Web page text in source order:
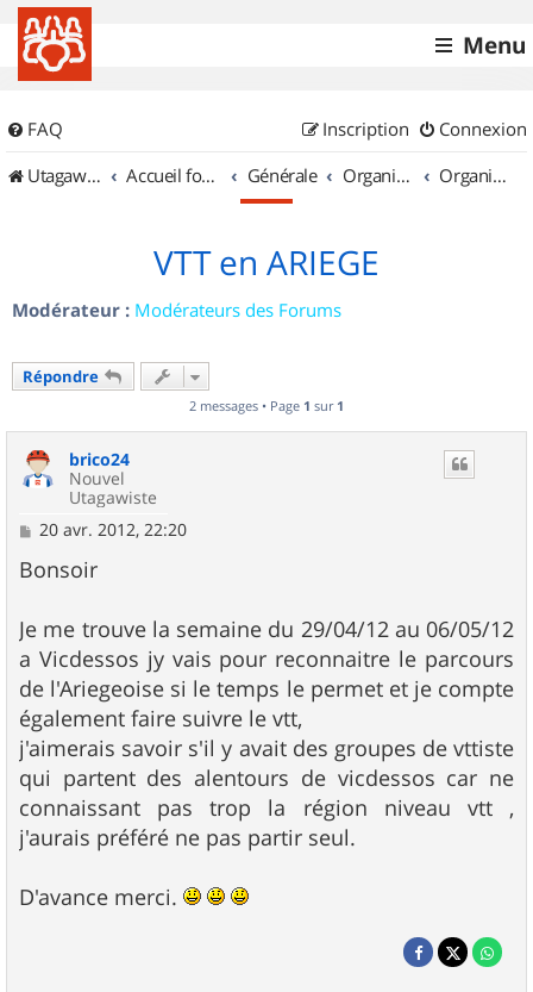
Menu
FAQ Connexion
Inscription
UtagawaVTT (Randos VTT et VTTAE avec traces GPS)
Accueil forum Générale Organisation de sorties & Recherche de partenaires Organisation de sorties en région Midi Pyrénées
VTT en ARIEGE
Modérateur : Modérateurs des Forums
Répondre
2 messages • Page 1 sur 1
brico24
Nouvel
Utagawiste
M
s
s
g
e
20 avr. 2012, 22:20
Bonsoir
Je me trouve la semaine du 29/04/12 au 06/05/12
a Vicdessos jy vais pour reconnaitre le parcours
de l'Ariegeoise si le temps le permet et je compte
également faire suivre le vtt,
j'aimerais savoir s'il y avait des groupes de vttiste
qui partent des alentours de vicdessos car ne
connaissant pas trop la région niveau vtt ,
j'aurais préféré ne pas partir seul.
D'avance merci.